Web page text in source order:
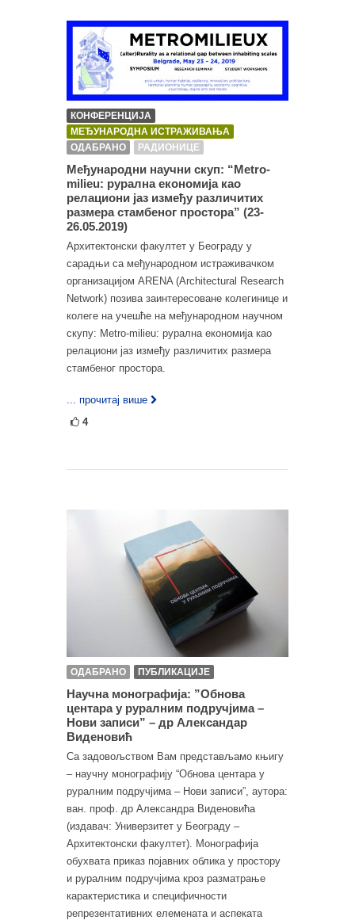
КОНФЕРЕНЦИЈА
МЕЂУНАРОДНА ИСТРАЖИВАЊА
ОДАБРАНО
РАДИОНИЦЕ
Међународни научни скуп: “Metro-
milieu: рурална економија као
релациони јаз између различитих
размера стамбеног простора” (23-
26.05.2019)
Архитектонски факултет у Београду у
сарадњи са међународном истраживачком
организацијом ARENA (Architectural Research
Network) позива заинтересоване колегинице и
колеге на учешће на међународном научном
скупу: Metro-milieu: рурална економија као
релациони јаз између различитих размера
стамбеног простора.
... прочитај више
4
ОДАБРАНО ПУБЛИКАЦИЈЕ
Научна монографија: ”Обнова
центара у руралним подручјима –
Нови записи” – др Александар
Виденовић
Са задовољством Вам представљамо књигу
– научну монографију “Обнова центара у
руралним подручјима – Нови записи”, аутора:
ван. проф. др Александра Виденовића
(издавач: Универзитет у Београду –
Архитектонски факултет). Монографија
обухвата приказ појавних облика у простору
и руралним подручјима кроз разматрање
карактеристика и специфичности
репрезентативних елемената и аспеката